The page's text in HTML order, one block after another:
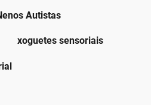
Autistas
xoguetes sensoriais